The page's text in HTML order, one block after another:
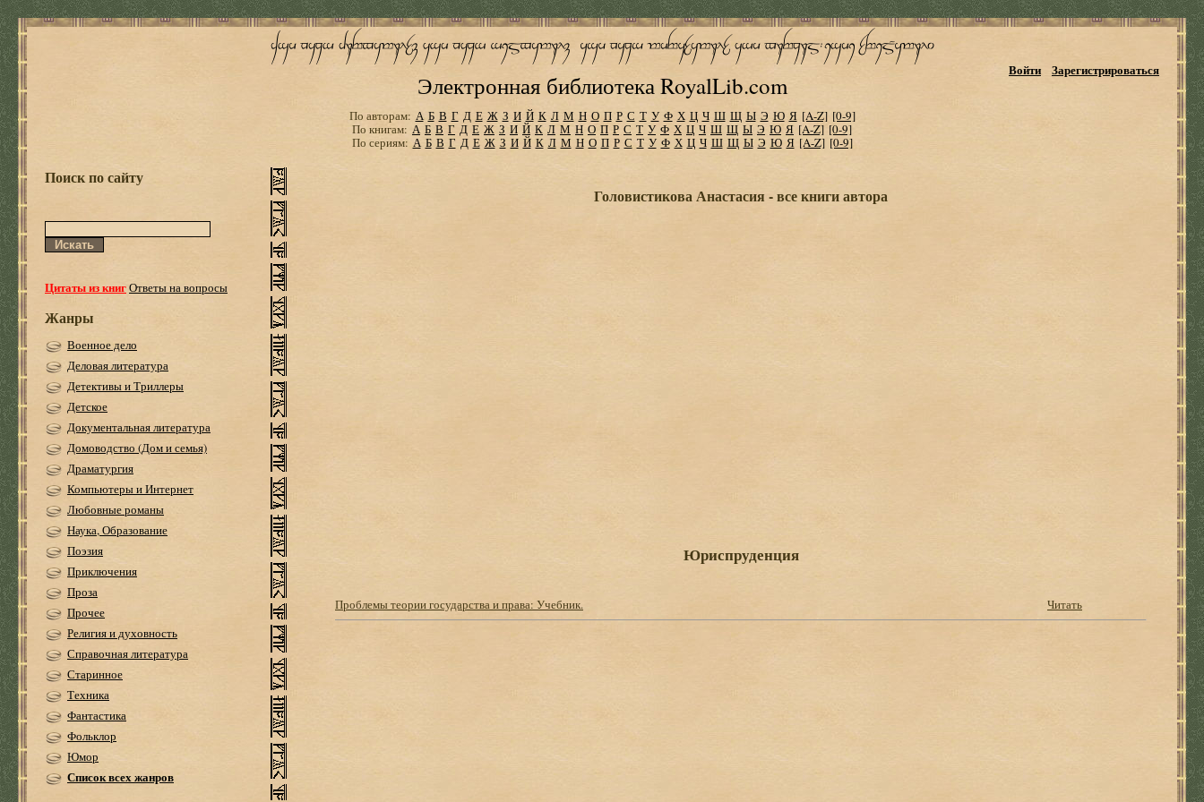
Электронная библиотека RoyalLib.com
Войти Зарегистрироваться
По авторам: А Б В Г Д Е Ж З И Й К Л М Н О П Р С Т У Ф Х Ц Ч Ш Щ Ы Э Ю Я [A-Z] [0-9]
По книгам: А Б В Г Д Е Ж З И Й К Л М Н О П Р С Т У Ф Х Ц Ч Ш Щ Ы Э Ю Я [A-Z] [0-9]
По сериям: А Б В Г Д Е Ж З И Й К Л М Н О П Р С Т У Ф Х Ц Ч Ш Щ Ы Э Ю Я [A-Z] [0-9]
Поиск по сайту
Цитаты из книгОтветы на вопросы
Жанры
Военное дело
Деловая литература
Детективы и Триллеры
Детское
Документальная литература
Домоводство (Дом и семья)
Драматургия
Компьютеры и Интернет
Любовные романы
Наука, Образование
Поэзия
Приключения
Проза
Прочее
Религия и духовность
Справочная литература
Старинное
Техника
Фантастика
Фольклор
Юмор
Список всех жанров
Головистикова Анастасия - все книги автора
Юриспруденция
Проблемы теории государства и права: Учебник. Читать